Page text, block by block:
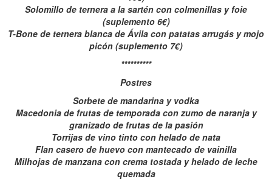
Solomillo de ternera a la sartén con colmenillas y foie
(suplemento 6€)
T-Bone de ternera blanca de Ávila con patatas arrugás y mojo
picón (suplemento 7€)
**********
Postres
Sorbete de mandarina y vodka
Macedonia de frutas de temporada con zumo de naranja y
granizado de frutas de la pasión
Torrijas de vino tinto con helado de nata
Flan casero de huevo con mantecado de vainilla
Milhojas de manzana con crema tostada y helado de leche
quemada